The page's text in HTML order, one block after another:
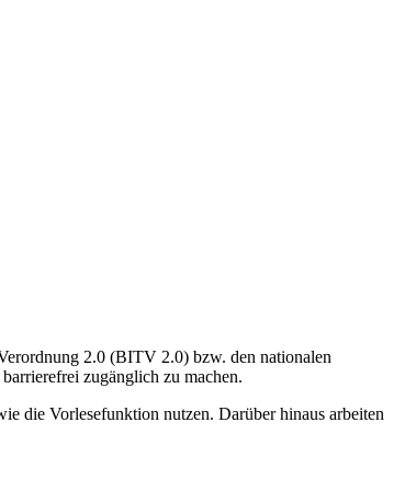
2.0 (BITV 2.0) bzw. den nationalen
zugänglich zu machen.
die Vorlesefunktion nutzen. Darüber hinaus arbeiten